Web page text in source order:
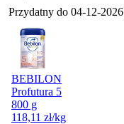
Przydatny do 04-12-2026
BEBILON
Profutura 5
800 g
118,11 zł/kg